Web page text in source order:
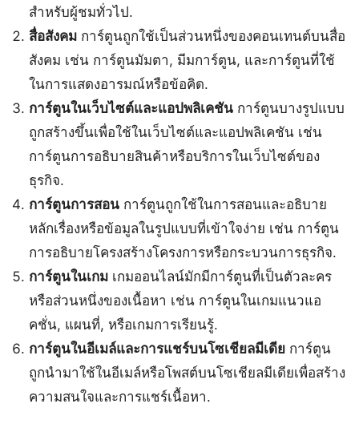
สำหรับผู้ชมทั่วไป.
สื่อสังคม การ์ตูนถูกใช้เป็นส่วนหนึ่งของคอนเทนต์บนสื่อ
สังคม เช่น การ์ตูนมัมตา, มีมการ์ตูน, และการ์ตูนที่ใช้
ในการแสดงอารมณ์หรือข้อคิด.
การ์ตูนในเว็บไซต์และแอปพลิเคชัน การ์ตูนบางรูปแบบ
ถูกสร้างขึ้นเพื่อใช้ในเว็บไซต์และแอปพลิเคชัน เช่น
การ์ตูนการอธิบายสินค้าหรือบริการในเว็บไซต์ของ
ธุรกิจ.
การ์ตูนการสอน การ์ตูนถูกใช้ในการสอนและอธิบาย
หลักเรื่องหรือข้อมูลในรูปแบบที่เข้าใจง่าย เช่น การ์ตูน
การอธิบายโครงสร้างโครงการหรือกระบวนการธุรกิจ.
การ์ตูนในเกม เกมออนไลน์มักมีการ์ตูนที่เป็นตัวละคร
หรือส่วนหนึ่งของเนื้อหา เช่น การ์ตูนในเกมแนวแอ
คชั่น, แผนที่, หรือเกมการเรียนรู้.
การ์ตูนในอีเมล์และการแชร์บนโซเชียลมีเดีย การ์ตูน
ถูกนำมาใช้ในอีเมล์หรือโพสต์บนโซเชียลมีเดียเพื่อสร้าง
ความสนใจและการแชร์เนื้อหา.